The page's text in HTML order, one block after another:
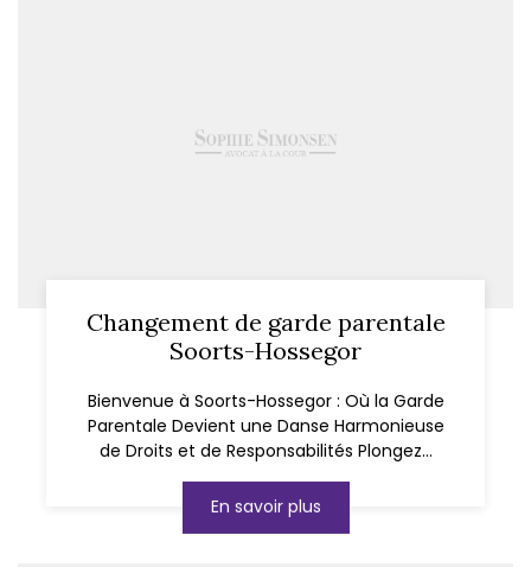
Changement de garde parentale
Soorts-Hossegor
Bienvenue à Soorts-Hossegor : Où la Garde
Parentale Devient une Danse Harmonieuse
de Droits et de Responsabilités Plongez...
En savoir plus